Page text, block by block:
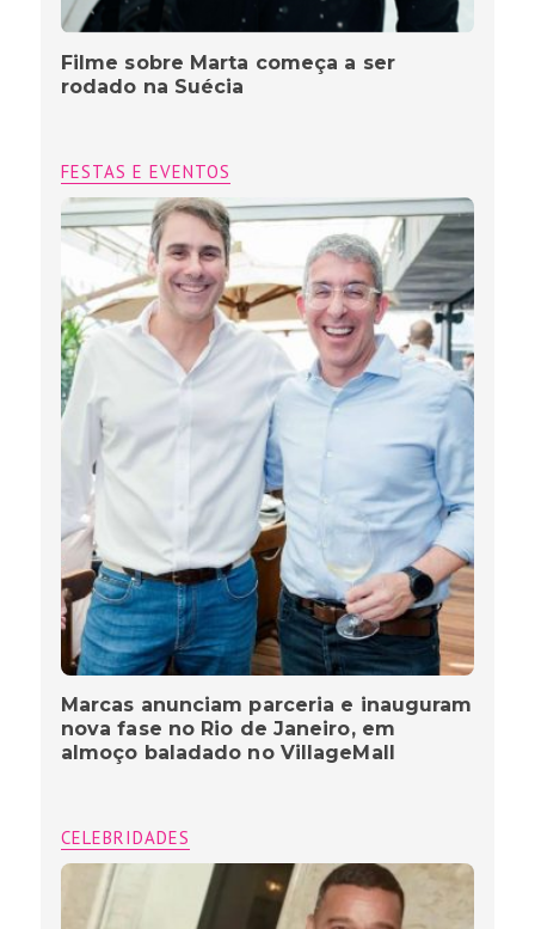
Filme sobre Marta começa a ser
rodado na Suécia
FESTAS E EVENTOS
Marcas anunciam parceria e inauguram
nova fase no Rio de Janeiro, em
almoço baladado no VillageMall
CELEBRIDADES